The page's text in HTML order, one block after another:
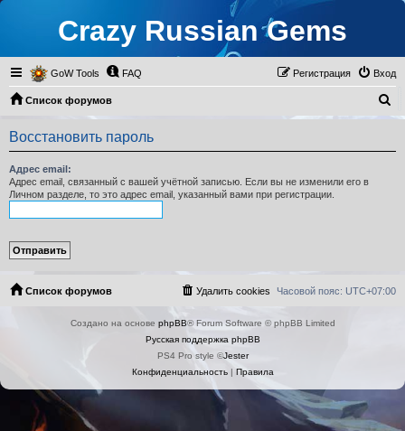
Crazy Russian Gems
GoW Tools FAQ Вход
Регистрация
Список форумов
о
Восстановить пароль
Адрес email:
Адрес email, связанный с вашей учётной записью. Если вы не изменили его в
Личном разделе, то это адрес email, указанный вами при регистрации.
Список форумов Часовой пояс: UTC+07:00
Удалить cookies
Создано на основе phpBB® Forum Software © phpBB Limited
Русская поддержка phpBB
PS4 Pro style ©Jester
Конфиденциальность| Правила